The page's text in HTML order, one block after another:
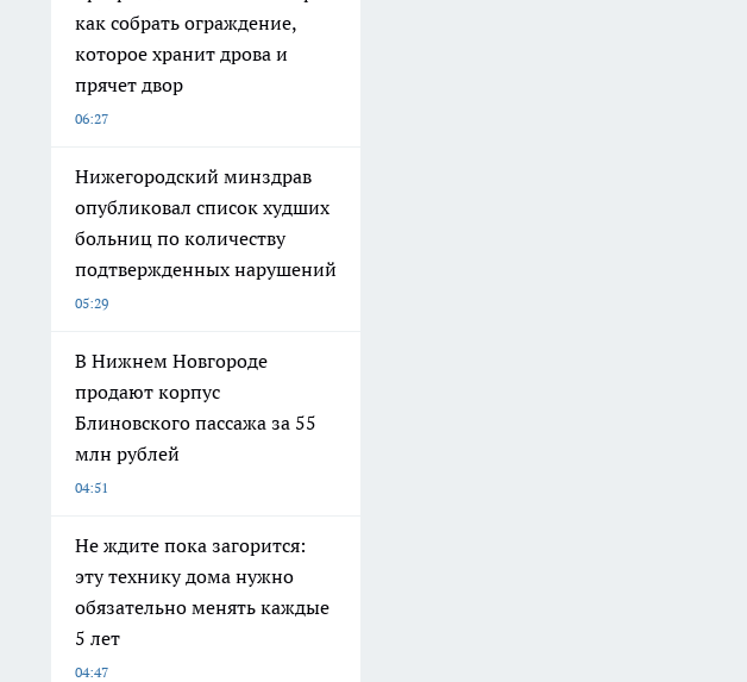
как собрать ограждение,
которое хранит дрова и
прячет двор
06:27
Нижегородский минздрав
опубликовал список худших
больниц по количеству
подтвержденных нарушений
05:29
В Нижнем Новгороде
продают корпус
Блиновского пассажа за 55
млн рублей
04:51
Не ждите пока загорится:
эту технику дома нужно
обязательно менять каждые
5 лет
04:47